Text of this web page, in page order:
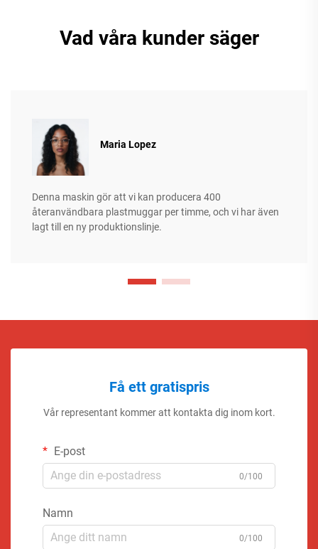
Vad våra kunder säger
Maria Lopez
Denna maskin gör att vi kan producera 400
återanvändbara plastmuggar per timme, och vi har även
lagt till en ny produktionslinje.
Få ett gratispris
Vår representant kommer att kontakta dig inom kort.
E-post
0/100
Namn
0/100